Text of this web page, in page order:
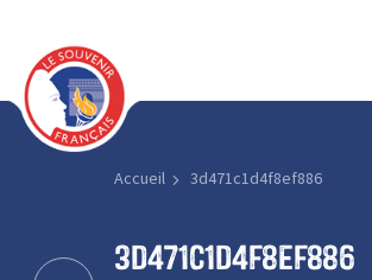
Accueil 3d471c1d4f8ef886
3d471c1d4f8ef886